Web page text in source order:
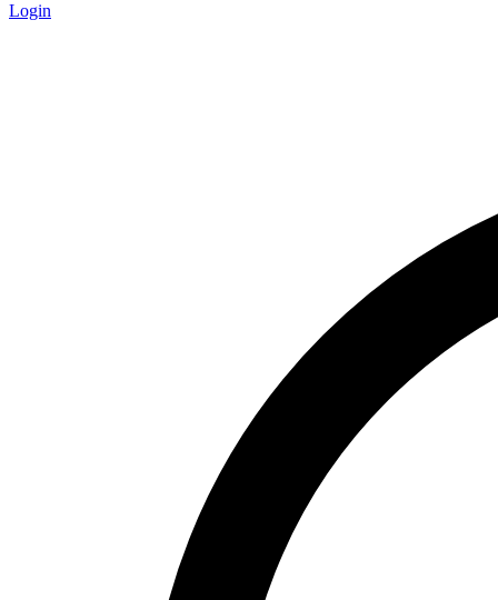
Login